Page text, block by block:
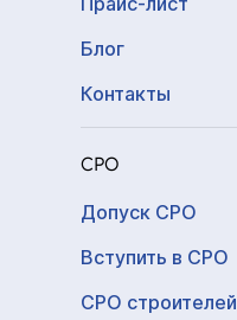
Блог
Контакты
СРО
Допуск СРО
Вступить в СРО
СРО строителей